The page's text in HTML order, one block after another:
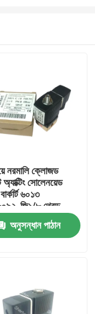
নরমালি ক্লোজড
অ্যাক্টিং সোলেনয়েড
৬০১৩
জি১/৮ থ্রেড,
অরিস, ব্রাস বডি,
সিল, ২৪ভ্যাক ৮ওয়াট,
অনুসন্ধান পাঠান